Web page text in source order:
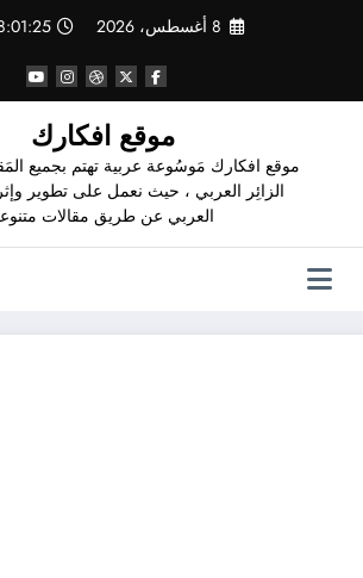
8 أغسطس، 2026 AM
موقع افكارك
موقع افكارك مَوسُوعة عربية تهتم بجميع
الزائِر العربي ، حيث نعمل على تطوير
العربي عن طريق مقالات